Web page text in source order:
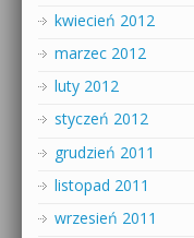
kwiecień 2012
marzec 2012
luty 2012
styczeń 2012
grudzień 2011
listopad 2011
wrzesień 2011